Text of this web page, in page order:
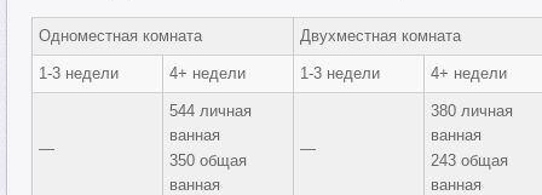
Одноместная комната Двухместная комната
1-3 недели 4+ недели 1-3 недели 4+ недели
—
544 личная
ванная
350 общая
ванная
—
380 личная
ванная
243 общая
ванная